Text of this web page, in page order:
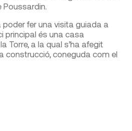
fer una visita guiada a
principal és una casa
Torre, a la qual s’ha afegit
construcció, coneguda com el